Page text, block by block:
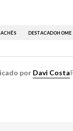
DESTACADOHOME
por Davi Costa